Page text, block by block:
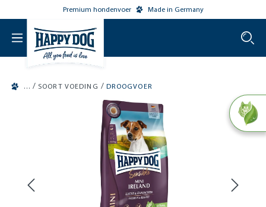
Premium hondenvoer Made in Germany
/ SOORT VOEDING / DROOGVOER